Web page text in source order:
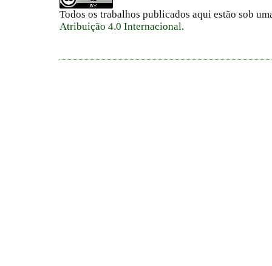
Todos os trabalhos publicados aqui estão sob
Atribuição 4.0 Internacional.